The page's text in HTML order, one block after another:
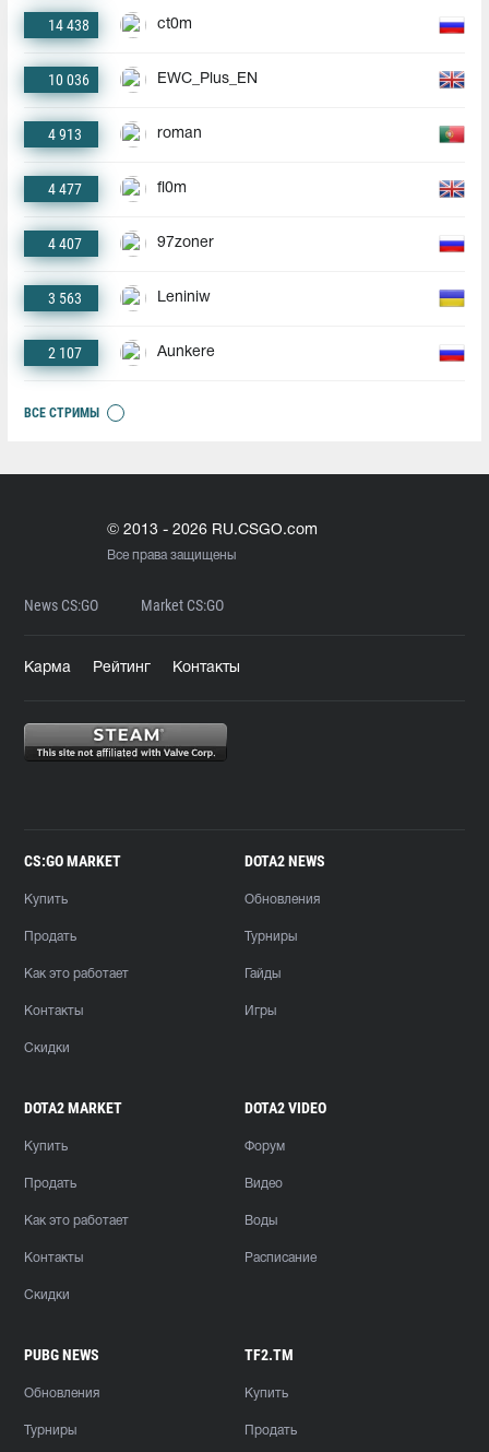
14 438 ct0m
10 036 EWC_Plus_EN
4 913 roman
4 477 fl0m
4 407 97zoner
3 563 Leniniw
2 107 Aunkere
ВСЕ СТРИМЫ
© 2013 - 2026 RU.CSGO.com
Все права защищены
News CS:GO Market CS:GO
Карма Рейтинг Контакты
CS:GO MARKET
Купить
Продать
Как это работает
Контакты
Скидки
DOTA2 NEWS
Обновления
Турниры
Гайды
Игры
DOTA2 MARKET
Купить
Продать
Как это работает
Контакты
Скидки
DOTA2 VIDEO
Форум
Видео
Воды
Расписание
PUBG NEWS
Обновления
Турниры
TF2.TM
Купить
Продать